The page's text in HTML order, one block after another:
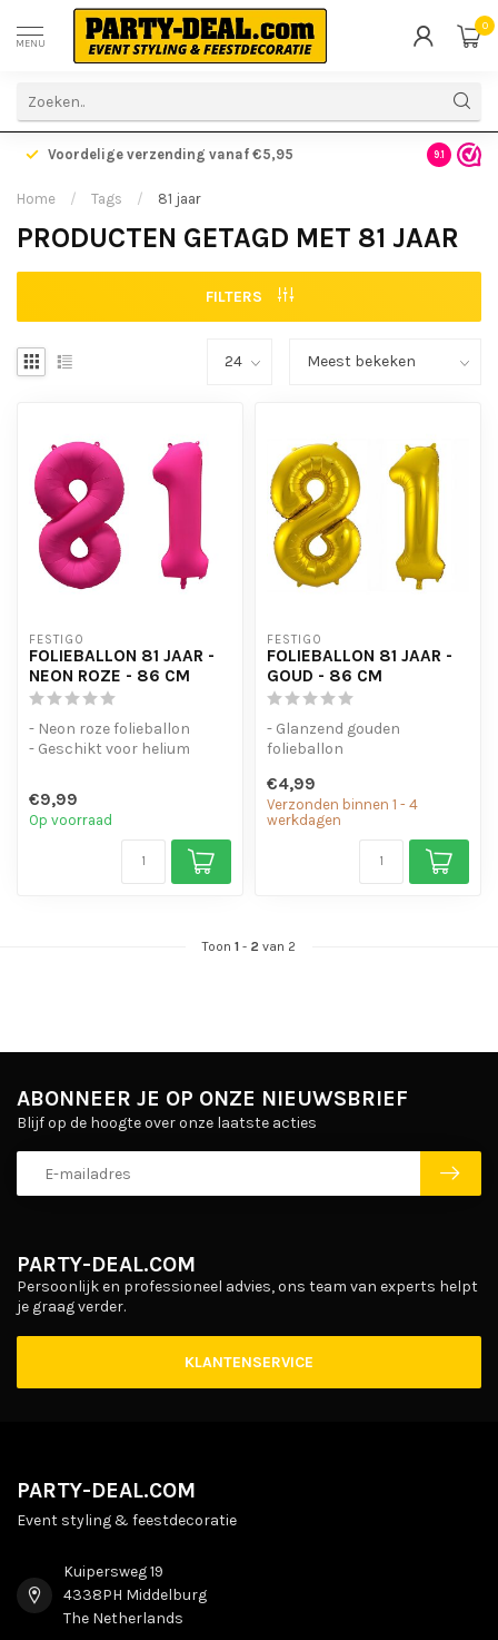
MENU
0
Voordelige verzending vanaf €5,95 Gratis
9.1
Home / Tags / 81 jaar
PRODUCTEN GETAGD MET 81 JAAR
FILTERS
FESTIGO
FOLIEBALLON 81 JAAR -
NEON ROZE - 86 CM
- Neon roze folieballon
- Geschikt voor helium
€9,99
Op voorraad
FESTIGO
FOLIEBALLON 81 JAAR -
GOUD - 86 CM
- Glanzend gouden
folieballon
lucht
- Met oogjes om ...
€4,99
Verzonden binnen 1 - 4
werkdagen
Toon 1 - 2 van 2
PARTY-DEAL.COM
Persoonlijk en professioneel advies, ons team van experts helpt
je graag verder.
KLANTENSERVICE
ABONNEER JE OP ONZE NIEUWSBRIEF
Blijf op de hoogte over onze laatste acties
PARTY-DEAL.COM
Event styling & feestdecoratie
Kuipersweg 19
4338PH Middelburg
The Netherlands